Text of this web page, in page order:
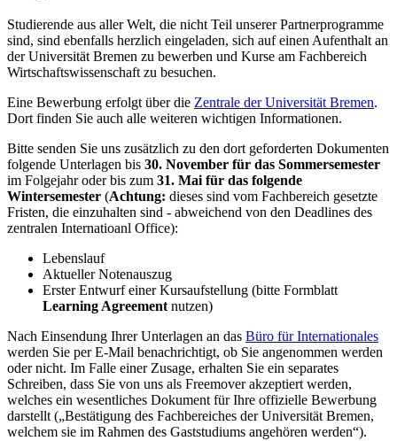
Studierende aus aller Welt, die nicht Teil unserer Partnerprogramme
sind, sind ebenfalls herzlich eingeladen, sich auf einen Aufenthalt an
der Universität Bremen zu bewerben und Kurse am Fachbereich
Wirtschaftswissenschaft zu besuchen.
Eine Bewerbung erfolgt über die Zentrale der Universität Bremen.
Dort finden Sie auch alle weiteren wichtigen Informationen.
Bitte senden Sie uns zusätzlich zu den dort geforderten Dokumenten
folgende Unterlagen bis 30. November für das Sommersemester
im Folgejahr oder bis zum 31. Mai für das folgende
Wintersemester (Achtung: dieses sind vom Fachbereich gesetzte
Fristen, die einzuhalten sind - abweichend von den Deadlines des
zentralen Internatioanl Office):
Lebenslauf
Aktueller Notenauszug
Erster Entwurf einer Kursaufstellung (bitte Formblatt
Learning Agreementnutzen)
Nach Einsendung Ihrer Unterlagen an das Büro für Internationales
werden Sie per E-Mail benachrichtigt, ob Sie angenommen werden
oder nicht. Im Falle einer Zusage, erhalten Sie ein separates
Schreiben, dass Sie von uns als Freemover akzeptiert werden,
welches ein wesentliches Dokument für Ihre offizielle Bewerbung
darstellt („Bestätigung des Fachbereiches der Universität Bremen,
welchem sie im Rahmen des Gaststudiums angehören werden“).